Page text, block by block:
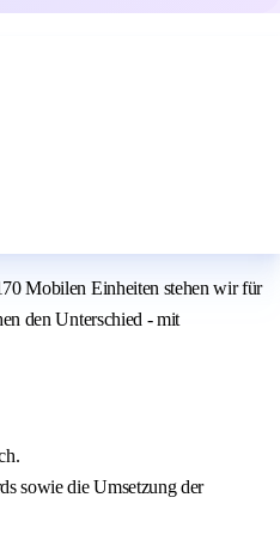
Mobilen Einheiten stehen wir für
den Unterschied - mit
sowie die Umsetzung der